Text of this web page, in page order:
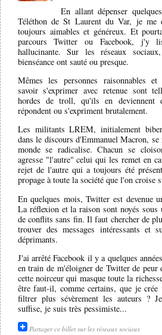
En allant dépenser
Téléthon de St Laurent du Var, je me
toujours aimables et généreux. Et
parcours Twitter ou Facebook, j'y
hallucinante. Sur les réseaux
bienséance ont sauté ou presque.
Mêmes les personnes raisonnables et
savoir s'exprimer avec retenue sont
hordes de troll, qu'ils en deviennent
répondent ou s'expriment brutalement.
Les militants LREM, initialement
dans le discours d'Emmanuel Macron,
monde se radicalise. Chacun se
agresse "l'autre" celui qui les remet en
rejet de l'autre qui a toujours été
propage à toute la société que l'on croise
En quelques mois, Twitter est devenue
La réflexion et la raison sont noyés sous
de conflits sans fin. Il faut chercher de
trouver des messages intéressants et
déprimants.
J'ai arrêté Facebook il y a quelques
en train de m'éloigner de Twitter de peur
cette noirceur qui masque toute la
être faut-il, comme certains, que je crée
filtrer plus sévèrement les auteurs ?
suffise, je suis très pessimiste...
Partager ce billet sur les réseaux sociaux